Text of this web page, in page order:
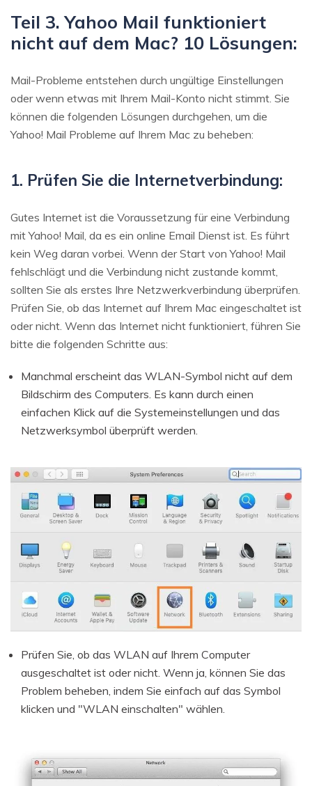
Teil 3. Yahoo Mail funktioniert
nicht auf dem Mac? 10 Lösungen:
Mail-Probleme entstehen durch ungültige Einstellungen
oder wenn etwas mit Ihrem Mail-Konto nicht stimmt. Sie
können die folgenden Lösungen durchgehen, um die
Yahoo! Mail Probleme auf Ihrem Mac zu beheben:
1. Prüfen Sie die Internetverbindung:
Gutes Internet ist die Voraussetzung für eine Verbindung
mit Yahoo! Mail, da es ein online Email Dienst ist. Es führt
kein Weg daran vorbei. Wenn der Start von Yahoo! Mail
fehlschlägt und die Verbindung nicht zustande kommt,
sollten Sie als erstes Ihre Netzwerkverbindung überprüfen.
Prüfen Sie, ob das Internet auf Ihrem Mac eingeschaltet ist
oder nicht. Wenn das Internet nicht funktioniert, führen Sie
bitte die folgenden Schritte aus:
Manchmal erscheint das WLAN-Symbol nicht auf dem
Bildschirm des Computers. Es kann durch einen
einfachen Klick auf die Systemeinstellungen und das
Netzwerksymbol überprüft werden.
Prüfen Sie, ob das WLAN auf Ihrem Computer
ausgeschaltet ist oder nicht. Wenn ja, können Sie das
Problem beheben, indem Sie einfach auf das Symbol
klicken und "WLAN einschalten" wählen.